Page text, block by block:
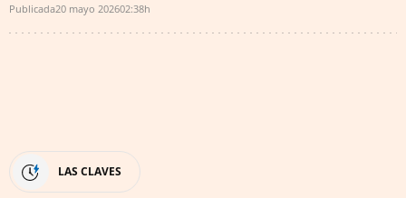
Publicada20 mayo 202602:38h
LAS CLAVES